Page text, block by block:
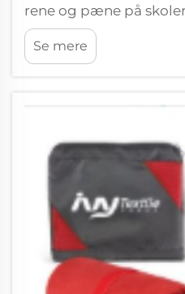
rene og pæne på
restauranter og alle
konstant strøm af
betyder gode
mikrofibrevisker
Se mere